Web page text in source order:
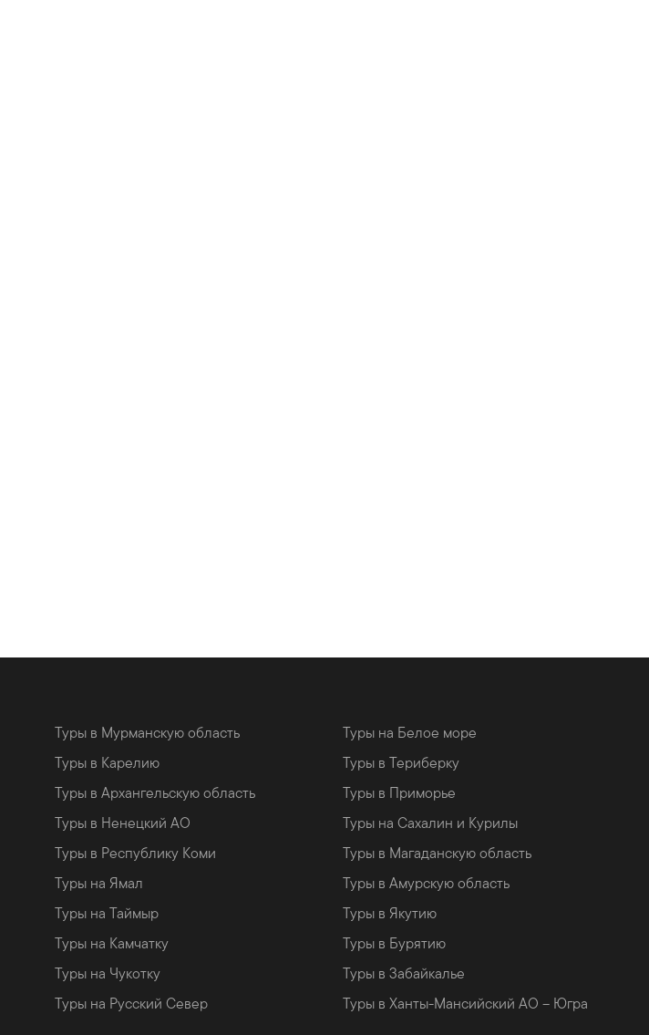
Туры в Мурманскую область
Туры в Карелию
Туры в Архангельскую область
Туры в Ненецкий АО
Туры в Республику Коми
Туры на Ямал
Туры на Таймыр
Туры на Камчатку
Туры на Чукотку
Туры на Русский Север
Туры на Белое море
Туры в Териберку
Туры в Приморье
Туры на Сахалин и Курилы
Туры в Магаданскую область
Туры в Амурскую область
Туры в Якутию
Туры в Бурятию
Туры в Забайкалье
Туры в Ханты-Мансийский АО – Югра